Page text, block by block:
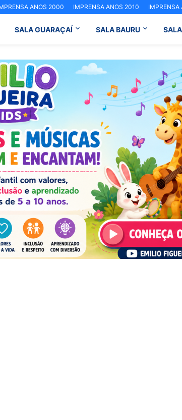
ANOS 2000 IMPRENSA ANOS 2010
SALA GUARAÇAÍ SALA BAURU